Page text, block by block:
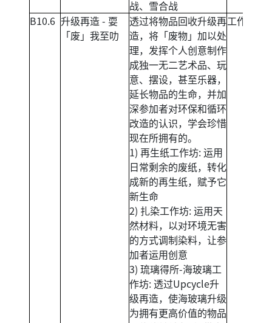
战、雪合战
B10.6 升级再造 - 耍
「废」我至叻
透过将物品回收升级再
造，将「废物」加以处
理，发挥个人创意制作
成独一无二艺术品、玩
意、摆设，甚至乐器，
延长物品的生命，并加
深参加者对环保和循环
改造的认识，学会珍惜
现在所拥有的。
1) 再生纸工作坊: 运用
日常剩余的废纸，转化
成新的再生纸，赋予它
新生命
2) 扎染工作坊: 运用天
然材料，以对环境无害
的方式调制染料，让参
加者运用创意
3) 琉璃得所-海玻璃工
作坊: 透过Upcycle升
级再造，使海玻璃升级
为拥有更高价值的物品
工作坊